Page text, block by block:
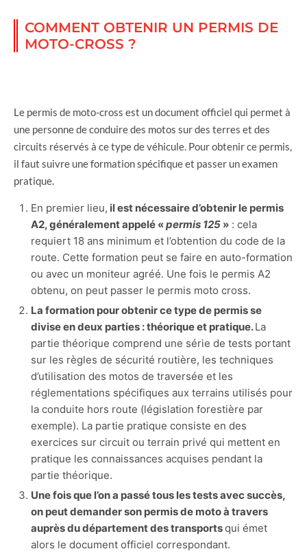
COMMENT OBTENIR UN PERMIS DE
MOTO-CROSS ?
Le permis de moto-cross est un document officiel qui permet à
une personne de conduire des motos sur des terres et des
circuits réservés à ce type de véhicule. Pour obtenir ce permis,
il faut suivre une formation spécifique et passer un examen
pratique.
En premier lieu, il est nécessaire d’obtenir le permis
A2, généralement appelé «permis 125 » : cela
requiert 18 ans minimum et l’obtention du code de la
route. Cette formation peut se faire en auto-formation
ou avec un moniteur agréé. Une fois le permis A2
obtenu, on peut passer le permis moto cross.
La formation pour obtenir ce type de permis se
divise en deux parties : théorique et pratique.La
partie théorique comprend une série de tests portant
sur les règles de sécurité routière, les techniques
d’utilisation des motos de traversée et les
réglementations spécifiques aux terrains utilisés pour
la conduite hors route (législation forestière par
exemple). La partie pratique consiste en des
exercices sur circuit ou terrain privé qui mettent en
pratique les connaissances acquises pendant la
partie théorique.
Une fois que l’on a passé tous les tests avec succès,
on peut demander son permis de moto à travers
auprès du département des transportsqui émet
alors le document officiel correspondant.